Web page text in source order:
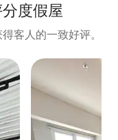
度假屋
客人的一致好评。